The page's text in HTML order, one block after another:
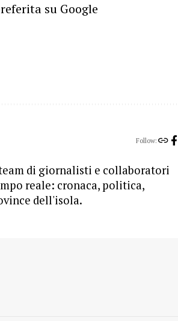
su Google
Follow:
di giornalisti e collaboratori
reale: cronaca, politica,
dell'isola.